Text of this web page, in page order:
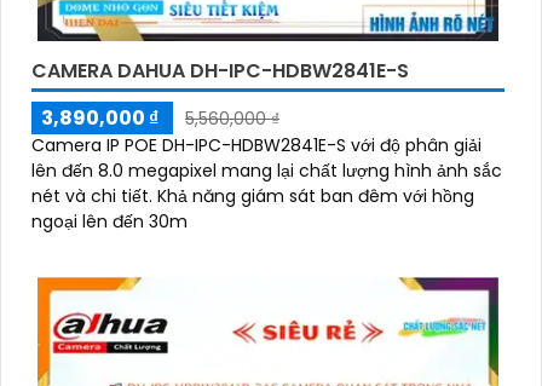
CAMERA DAHUA DH-IPC-HDBW2841E-S
3,890,000 ₫
5,560,000 ₫
Camera IP POE DH-IPC-HDBW2841E-S với độ phân giải
lên đến 8.0 megapixel mang lại chất lượng hình ảnh sắc
nét và chi tiết. Khả năng giám sát ban đêm với hồng
ngoại lên đến 30m